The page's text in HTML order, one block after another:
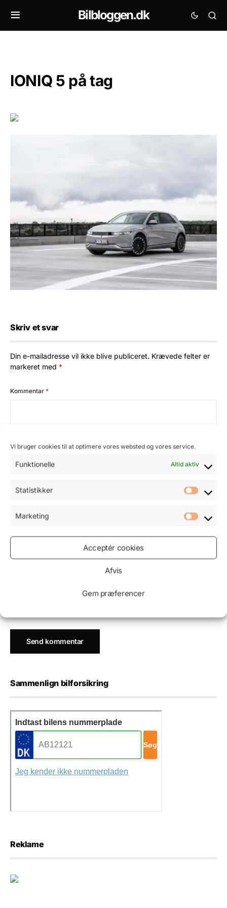
Vi bruger cookies til at optimere vores websted og vores service.
Funktionelle Altid aktiv
Statistikker
Marketing
Acceptér cookies
Afvis
Gem præferencer
Bilbloggen.dk
IONIQ 5 på tag
Skriv et svar
Din e-mailadresse vil ikke blive publiceret. Krævede felter er
markeret med *
Kommentar *
Navn*
Sammenlign bilforsikring
Reklame